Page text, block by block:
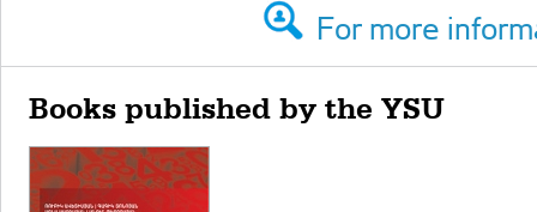
For more
Books published by the YSU